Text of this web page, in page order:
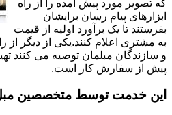
که تصویر مورد پیش آمده را از راه
ابزارهای پیام رسان برایشان
بفرستند تا یک برآورد اولیه از قیمت
به مشتری اعلام کنند.یکی از دیگر از
و سازندگان مبلمان توصیه می کنند
پیش از سفارش کار است.
این خدمت توسط متخصصین